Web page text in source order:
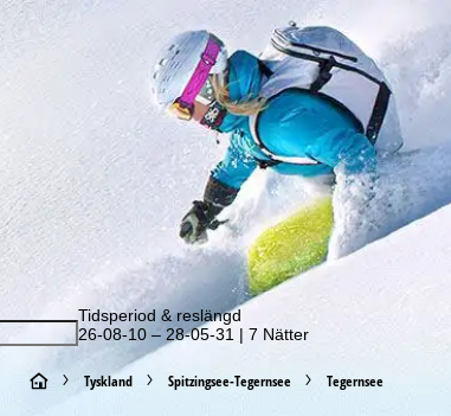
missa aldrig ett erbjudande!
Tidsperiod & reslängd
26-08-10 – 28-05-31 | 7 Nätter
S Tyskland Spitzingsee-Tegernsee Tegernsee